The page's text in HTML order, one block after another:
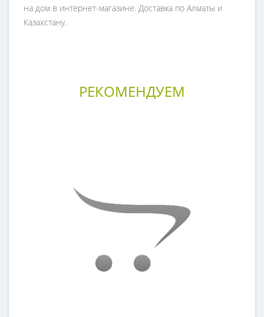
на дом в интернет-магазине. Доставка по Алматы и
Казахстану.
РЕКОМЕНДУЕМ